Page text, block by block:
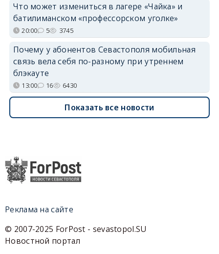
Что может измениться в лагере «Чайка» и
батилиманском «профессорском уголке»
20:00 5 3745
Почему у абонентов Севастополя мобильная
связь вела себя по-разному при утреннем
блэкауте
13:00 16 6430
Показать все новости
Реклама на сайте
© 2007-2025 ForPost - sevastopol.SU
Новостной портал